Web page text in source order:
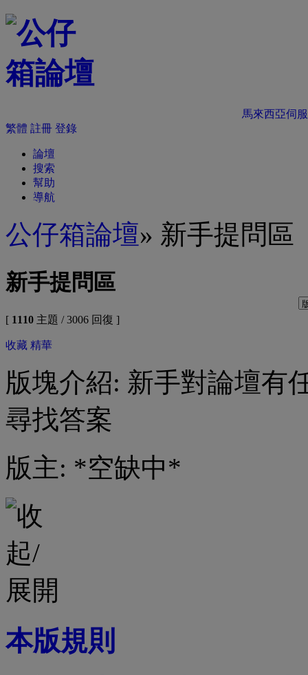
馬來西亞伺
繁體 註冊 登錄
論壇
搜索
幫助
導航
公仔箱論壇» 新手提問區
新手提問區
[ 1110 主題 / 3006 回復 ]
收藏 精華
版塊介紹: 新手對論壇有
尋找答案
版主: *空缺中*
本版規則